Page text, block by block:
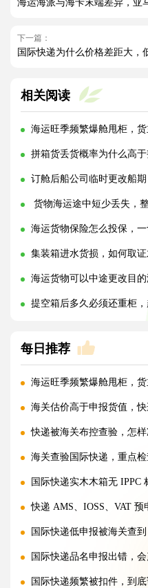
下一篇：
国际快递为什么价格差距大，
相关阅读
海运旺季频繁爆舱甩柜，货主该如
拼箱货丢货概率为什么高于整柜，有
订舱后船公司临时更改船期，卖家如
货物海运途中短少丢失，整柜和拼箱
海运货物保险怎么投保，一切险和平安
集装箱进水货损，如何取证才能顺利
海运货物可以中途更改目的港吗，改
提空箱后多久必须还重柜，超时产生
每日推荐
海运旺季频繁爆舱甩柜，货主该如
海关估价高于申报货值，快递货
快递被海关布控查验，怎样准备材
海关查验国际快递，重点检查包
国际快递实木木箱无 IPPC 标识，一
快递 AMS、IOSS、VAT 预申报填错
国际快递低申报被海关查到，
国际快递品名申报出错，会产生
国际快递频繁被扣件，到底该如何